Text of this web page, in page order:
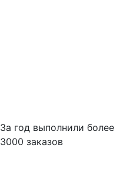
За год выполнили более
3000 заказов